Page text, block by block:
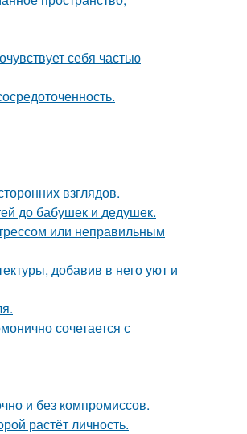
себя частью
взглядов.
до бабушек и дедушек.
или неправильным
добавив в него уют и
сочетается с
и без компромиссов.
растёт личность.